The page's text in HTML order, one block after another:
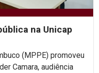
na Unicap
(MPPE) promoveu
Camara, audiência